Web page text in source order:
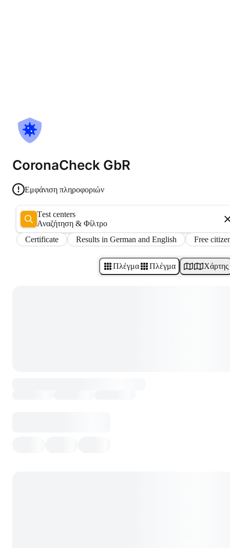
CoronaCheck GbR
Εμφάνιση πληροφοριών
Test centers
Αναζήτηση & Φίλτρο
Certificate
Results in German and English Free
Πλέγμα Πλέγμα Χάρτης